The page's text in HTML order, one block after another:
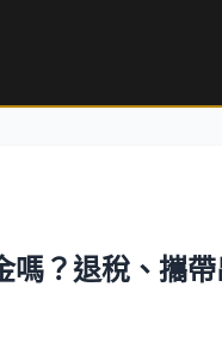
嗎？退稅、攜